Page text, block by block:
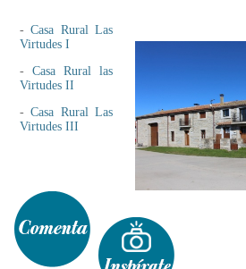
-Casa Rural Las
Virtudes I
- Casa Rural las
Virtudes II
-Casa Rural Las
Virtudes III